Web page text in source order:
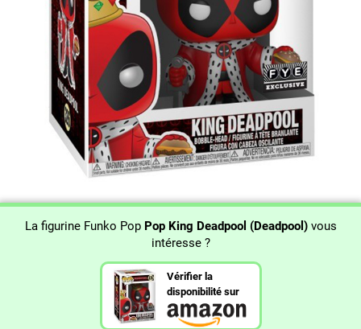
La figurine Funko Pop Pop King Deadpool (Deadpool)vous
intéresse ?
Vérifier la
disponibilité sur